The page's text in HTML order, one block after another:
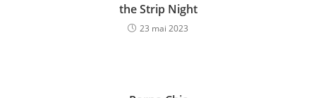
the Strip Night
23 mai 2023